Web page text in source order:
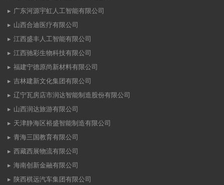
广东河源宇虹人工智能有限公司
山西合迪医疗有限公司
江西盛丰人工智能有限公司
江西驰彩生物科技有限公司
福建宁德原尚新材料有限公司
吉林建新文化集团有限公司
辽宁瓦房店市润达智能制造股份有限公司
山西润达旅游有限公司
天津静海区裕盛智能制造有限公司
青海三国教育有限公司
西藏西展物流有限公司
海南创新金融有限公司
陕西棋远汽车集团有限公司